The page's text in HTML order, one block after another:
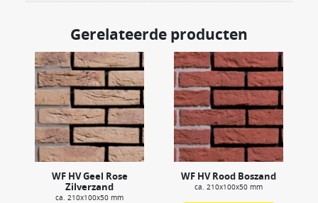
Gerelateerde producten
WF HV Geel Rose
Zilverzand
ca. 210x100x50 mm
WF HV Rood Boszand
ca. 210x100x50 mm